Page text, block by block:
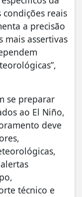
reais
a precisão
mais assertivas
se preparar
ao El Niño,
deve
técnico e